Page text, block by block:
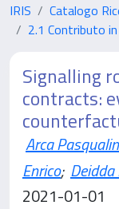
IRIS Catalogo
2.1 Contributo
Signalling
contracts:
Arca
Enrico; Deidda
2021-01-01